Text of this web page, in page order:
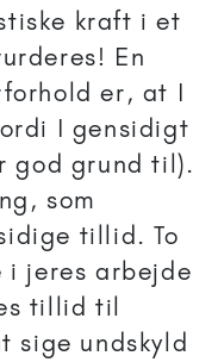
kraft i et
En
er, at I
I gensidigt
god grund til).
som
tillid. To
jeres arbejde
tillid til
sige undskyld